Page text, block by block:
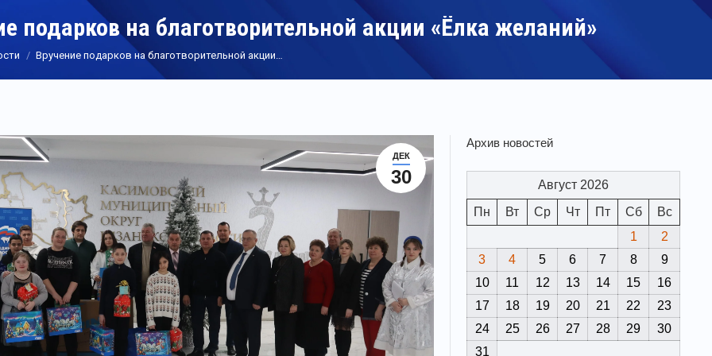
подарков на благотворительной акции «Ёлка желаний»
Вручение подарков на благотворительной акции…
ДЕК
30
Архив новостей
Август 2026
Пн
Вт Ср Чт Пт Сб
Вс
1
2
3
4 5 6 7 8
9
10
11 12 13 14 15
16
17
18 19 20 21 22
23
24
25 26 27 28 29
30
31